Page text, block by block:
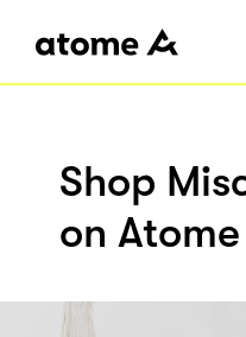
Shop
on Atome